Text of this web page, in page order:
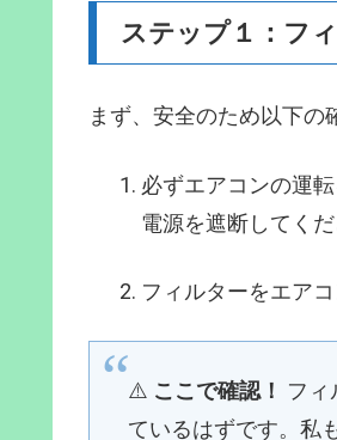
ステップ１：フ
まず、安全のため以下の
必ずエアコンの運
電源を遮断してくだ
フィルターをエア
⚠️ ここで確認！
フィ
ているはずです。私